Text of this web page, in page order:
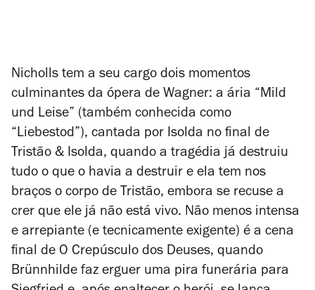
Nicholls tem a seu cargo dois momentos
culminantes da ópera de Wagner: a ária “Mild
und Leise” (também conhecida como
“Liebestod”), cantada por Isolda no final de
Tristão & Isolda, quando a tragédia já destruiu
tudo o que o havia a destruir e ela tem nos
braços o corpo de Tristão, embora se recuse a
crer que ele já não está vivo. Não menos intensa
e arrepiante (e tecnicamente exigente) é a cena
final de O Crepúsculo dos Deuses, quando
Brünnhilde faz erguer uma pira funerária para